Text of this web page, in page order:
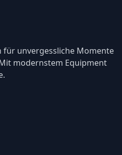
für unvergessliche Momente
modernstem Equipment